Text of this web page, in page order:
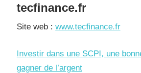
tecfinance.fr
Site web : www.tecfinance.fr
Investir dans une SCPI, une
gagner de l’argent